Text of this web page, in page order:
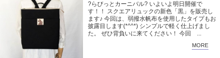
?らびっとカーニバル? いよいよ明日開催で
す！！ スクエアリュックの新色「黒」を販売し
ます♪ 今回は、弱撥水帆布を使用したタイプもお
披露目します(*^^*) シンプルで軽く仕上げまし
た。 ぜひ背負いに来てください！ 今回 ...
MORE